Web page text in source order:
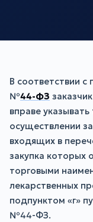
В соответствии с
№44-ФЗ
вправе
осуществлении
входящих в
закупка которых
торговыми
лекарственных
подпунктом «г»
№44-ФЗ.